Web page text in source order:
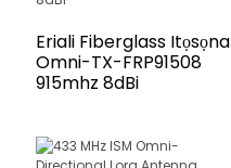
Eriali Fiberglass Itọsọna
Omni-TX-FRP91508
915mhz 8dBi